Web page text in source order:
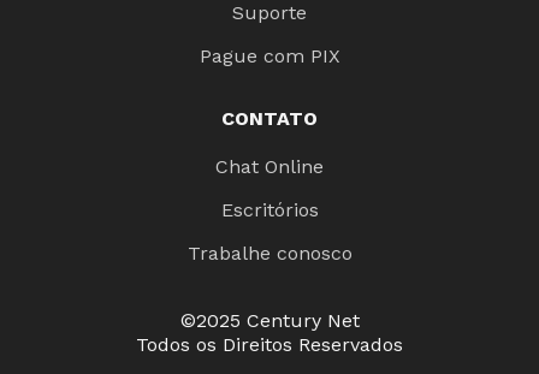
Suporte
Pague com PIX
CONTATO
Chat Online
Escritórios
Trabalhe conosco
©2025 Century Net
Todos os Direitos Reservados